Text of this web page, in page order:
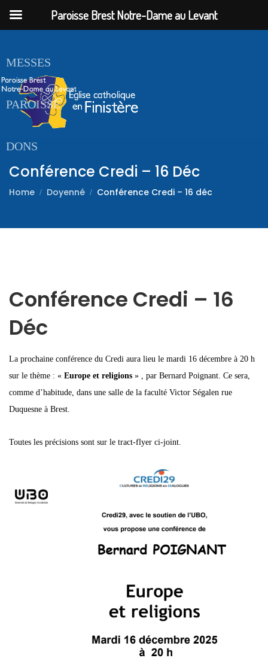
ACCUEIL
MESSES
PAROISSE
DONS
Conférence Credi – 16 Déc
Home Doyenné Conférence Credi – 16 déc
Conférence Credi – 16
Déc
La prochaine conférence du Credi aura lieu le mardi 16 décembre à 20 h
sur le thème : « Europe et religions » , par Bernard Poignant. Ce sera,
comme d’habitude, dans une salle de la faculté Victor Ségalen rue
Duquesne à Brest.
Toutes les précisions sont sur le tract-flyer ci-joint.
Paroisse Brest Notre-Dame au Levant